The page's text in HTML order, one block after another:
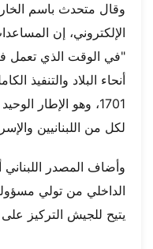
وقال متحدث باسم
الإلكتروني، إن
"في الوقت الذي تعمل
أنحاء البلاد والتنفيذ
1701، وهو الإطار
لكل من اللبنانيين
وأضاف المصدر
الداخلي من تولي
يتيح للجيش التركيز